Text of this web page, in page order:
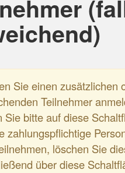
Sie einen zusätzlichen
Teilnehmer
Sie bitte auf diese
zahlungspflichtige
löschen Sie
über diese